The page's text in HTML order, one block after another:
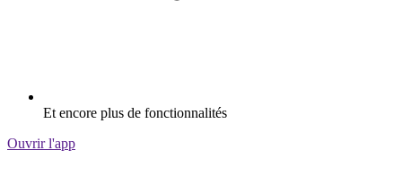
Et encore plus de fonctionnalités
Ouvrir l'app